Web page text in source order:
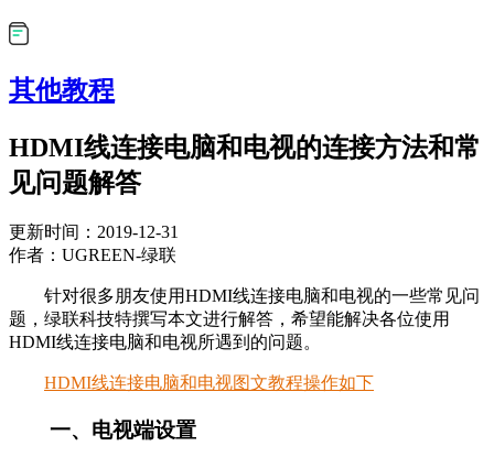
其他教程
HDMI线连接电脑和电视的连接方法和常
见问题解答
更新时间：2019-12-31
作者：UGREEN-绿联
针对很多朋友使用HDMI线连接电脑和电视的一些常见问
题，绿联科技特撰写本文进行解答，希望能解决各位使用
HDMI线连接电脑和电视所遇到的问题。
HDMI线连接电脑和电视图文教程操作如下
一、电视端设置